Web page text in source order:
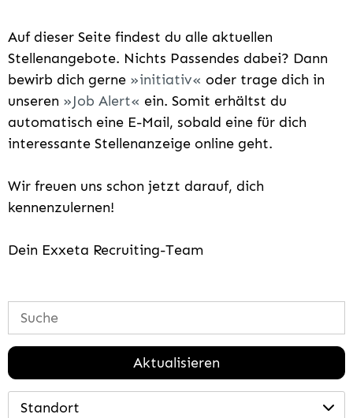
Auf dieser Seite findest du alle aktuellen
Stellenangebote. Nichts Passendes dabei? Dann
bewirb dich gerne
initiativ
oder trage dich in
unseren
Job Alert
ein. Somit erhältst du
automatisch eine E-Mail, sobald eine für dich
interessante Stellenanzeige online geht.
Wir freuen uns schon jetzt darauf, dich
kennenzulernen!
Dein Exxeta Recruiting-Team
Aktualisieren
Standort